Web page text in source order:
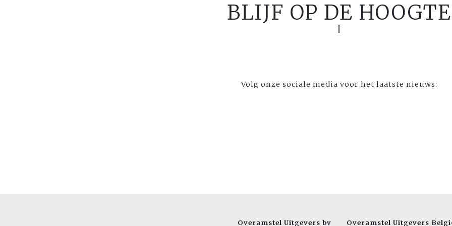
BLIJF OP DE HOOGTE
Volg onze sociale media voor het laatste nieuws:
Overamstel Uitgevers bv Overamstel Uitgevers